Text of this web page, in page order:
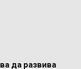
да развива